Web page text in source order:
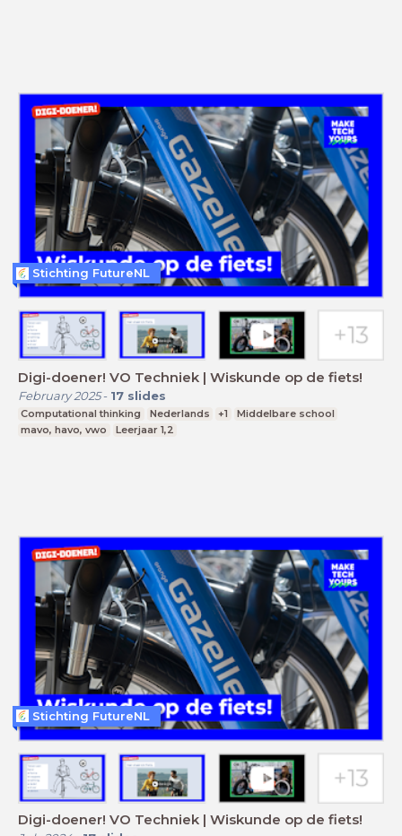
Digi-doener! VO Techniek | Wiskunde op de fiets!
February 2025- 17 slides
Computational thinking Nederlands +1
Middelbare school
mavo, havo, vwo
Leerjaar 1,2
Stichting FutureNL
Digi-doener! VO Techniek | Wiskunde op de fiets!
Stichting FutureNL